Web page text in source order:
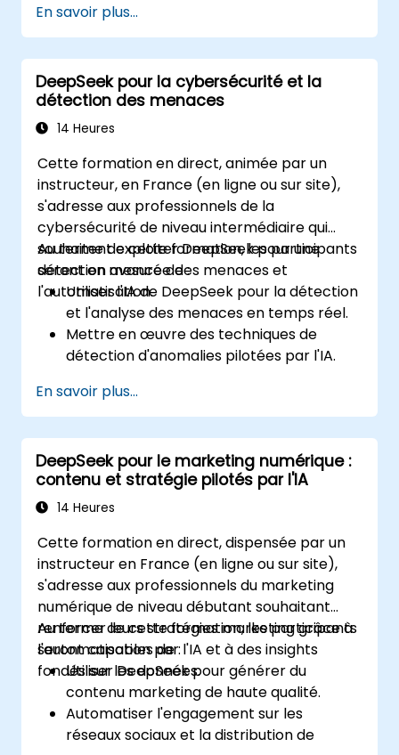
clients grâce à des insights pilotés par l'IA.
Optimiser les flux de travail des chatbots
pour une meilleure expérience utilisateur.
En savoir plus...
DeepSeek pour la cybersécurité et la
détection des menaces
14 Heures
Cette formation en direct, animée par un
instructeur, en France (en ligne ou sur site),
s'adresse aux professionnels de la
cybersécurité de niveau intermédiaire qui
souhaitent exploiter DeepSeek pour une
détection avancée des menaces et
l'automatisation.
Au terme de cette formation, les participants
seront en mesure de :
Utiliser l'IA de DeepSeek pour la détection
et l'analyse des menaces en temps réel.
Mettre en œuvre des techniques de
détection d'anomalies pilotées par l'IA.
en matière de sécurité grâce à
DeepSeek.
Intégrer DeepSeek dans les cadres de
cybersécurité existants.
En savoir plus...
DeepSeek pour le marketing numérique :
contenu et stratégie pilotés par l'IA
14 Heures
Cette formation en direct, dispensée par un
instructeur en France (en ligne ou sur site),
s'adresse aux professionnels du marketing
numérique de niveau débutant souhaitant
renforcer leurs stratégies marketing grâce à
l'automatisation par l'IA et à des insights
fondés sur les données.
Au terme de cette formation, les participants
seront capables de :
Utiliser DeepSeek pour générer du
contenu marketing de haute qualité.
Automatiser l'engagement sur les
réseaux sociaux et la distribution de